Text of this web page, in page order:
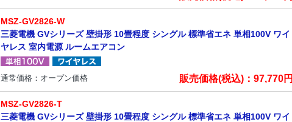
MSZ-GV2826-W
三菱電機 GVシリーズ 壁掛形 10畳程度 シングル 標準省エネ 単相100V ワイ
ヤレス 室内電源 ルームエアコン
通常価格：オープン価格 販売価格(税込)： 97,770円
MSZ-GV2826-T
三菱電機 GVシリーズ 壁掛形 10畳程度 シングル 標準省エネ 単相100V ワイ